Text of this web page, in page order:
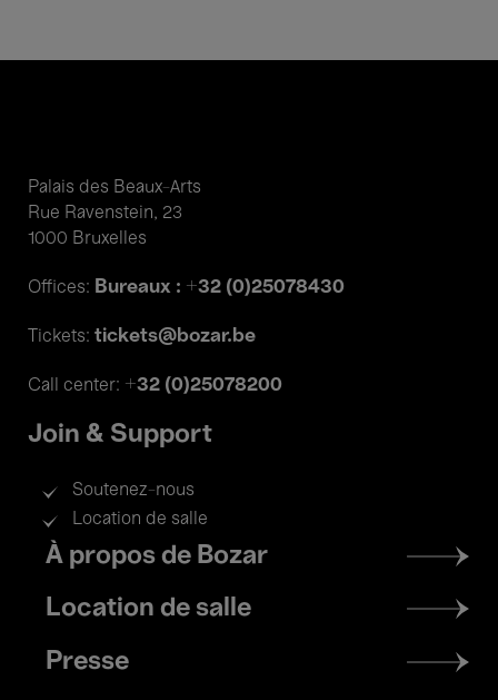
Palais des Beaux-Arts
Rue Ravenstein, 23
1000 Bruxelles
Offices: Bureaux : +32 (0)25078430
Tickets: tickets@bozar.be
Call center: +32 (0)25078200
Join & Support
Soutenez-nous
Location de salle
Footer
menu
À propos de Bozar
Location de salle
Presse